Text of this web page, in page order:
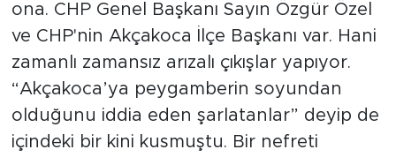
ona. CHP Genel Başkanı Sayın Özgür Özel
ve CHP'nin Akçakoca İlçe Başkanı var. Hani
zamanlı zamansız arızalı çıkışlar yapıyor.
“Akçakoca’ya peygamberin soyundan
olduğunu iddia eden şarlatanlar” deyip de
içindeki bir kini kusmuştu. Bir nefreti